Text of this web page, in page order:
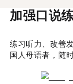
加强口说
练习听力、改善
国人母语者，随